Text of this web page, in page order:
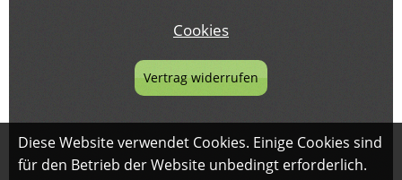
Cookies
Vertrag widerrufen
Diese Website verwendet Cookies. Einige Cookies sind
für den Betrieb der Website unbedingt erforderlich.